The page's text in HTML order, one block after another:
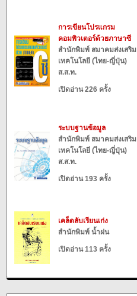
การเขียนโปรแกรม
คอมพิวเตอร์ด้วยภาษาซี
สำนักพิมพ์ สมาคมส่งเสริม
เทคโนโลยี (ไทย-ญี่ปุ่น)
ส.ส.ท.
เปิดอ่าน 226 ครั้ง
ระบบฐานข้อมูล
สำนักพิมพ์ สมาคมส่งเสริม
เทคโนโลยี (ไทย-ญี่ปุ่น)
ส.ส.ท.
เปิดอ่าน 193 ครั้ง
เคล็ดลับเรียนเก่ง
สำนักพิมพ์ น้ำฝน
เปิดอ่าน 113 ครั้ง